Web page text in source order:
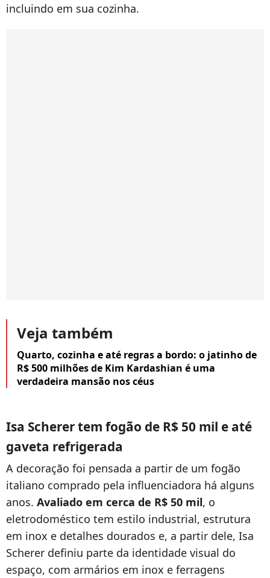
incluindo em sua cozinha.
Veja também
Quarto, cozinha e até regras a bordo: o jatinho de
R$ 500 milhões de Kim Kardashian é uma
verdadeira mansão nos céus
Isa Scherer tem fogão de R$ 50 mil e até
gaveta refrigerada
A decoração foi pensada a partir de um fogão
italiano comprado pela influenciadora há alguns
anos. Avaliado em cerca de R$ 50 mil, o
eletrodoméstico tem estilo industrial, estrutura
em inox e detalhes dourados e, a partir dele, Isa
Scherer definiu parte da identidade visual do
espaço, com armários em inox e ferragens